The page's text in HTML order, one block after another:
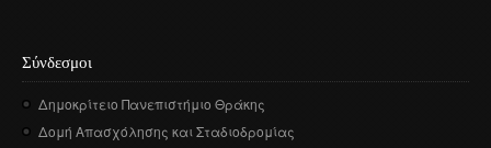
Σύνδεσμοι
Δημοκρίτειο Πανεπιστήμιο Θράκης
Δομή Απασχόλησης και Σταδιοδρομίας